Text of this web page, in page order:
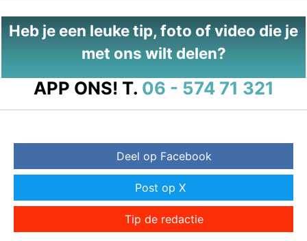
Heb je een leuke tip, foto of video die je
met ons wilt delen?
APP ONS! T. 06 - 574 71 321
Deel op Facebook
Post op X
Tip de redactie